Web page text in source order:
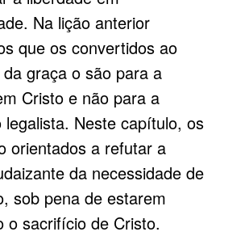
Na lição anterior
que os convertidos ao
graça o são para a
Cristo e não para a
legalista. Neste capítulo, os
orientados a refutar a
da necessidade de
sob pena de estarem
o sacrifício de Cristo.